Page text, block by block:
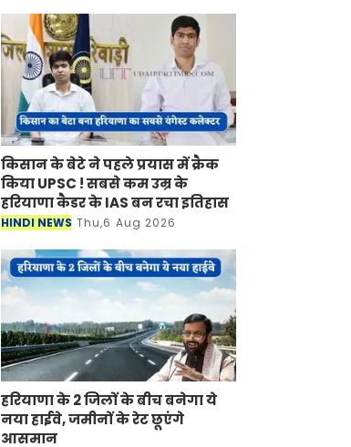
किसान के बेटे ने पहले प्रयास में क्रैक
किया UPSC ! सबसे कम उम्र के
हरियाणा कैडर के IAS बन रचा इतिहास
HINDI NEWS Thu,6 Aug 2026
हरियाणा के 2 जिलों के बीच बनेगा ये
नया हाईवे, जमीनों के रेट छूएंगे
आसमान